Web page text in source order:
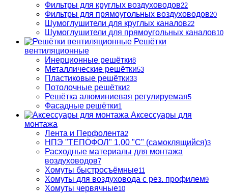
Фильтры для круглых воздуховодов22
Фильтры для прямоугольных воздуховодов20
Шумоглушители для круглых каналов22
Шумоглушители для прямоугольных каналов10
Решётки
вентиляционные
Инерционные решётки8
Металлические решётки53
Пластиковые решётки33
Потолочные решётки2
Решётка алюминиевая регулируемая5
Фасадные решётки1
Аксессуары для
монтажа
Лента и Перфолента2
НПЭ "ТЕПОФОЛ" 1,00 "С" (самоклящийся)3
Расходные материалы для монтажа
воздуховодов7
Хомуты быстросъёмные11
Хомуты для воздуховода с рез. профилем9
Хомуты червячные10